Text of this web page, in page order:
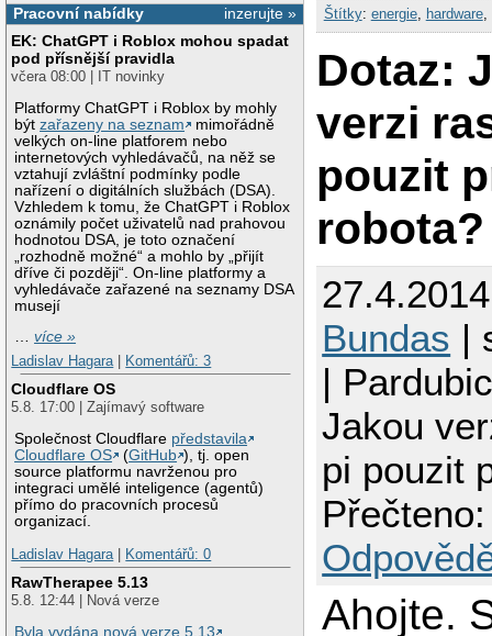
inzerujte »
Pracovní nabídky
EK: ChatGPT i Roblox mohou spadat
pod přísnější pravidla
včera 08:00 | IT novinky
Platformy ChatGPT i Roblox by mohly
býtzařazeny na seznam
mimořádně
velkých on-line platforem nebo
internetových vyhledávačů, na něž se
vztahují zvláštní podmínky podle
nařízení o digitálních službách (DSA).
Vzhledem k tomu, že ChatGPT i Roblox
oznámily počet uživatelů nad prahovou
hodnotou DSA, je toto označení
„rozhodně možné“ a mohlo by „přijít
dříve či později“. On-line platformy a
vyhledávače zařazené na seznamy DSA
musejí
…více »
Ladislav Hagara
Komentářů: 3
Cloudflare OS
5.8. 17:00 | Zajímavý software
Společnost Cloudflare představila
Cloudflare OS
(GitHub ), tj. open
source platformu navrženou pro
integraci umělé inteligence (agentů)
přímo do pracovních procesů
organizací.
Ladislav Hagara
Komentářů: 0
RawTherapee 5.13
5.8. 12:44 | Nová verze
Byla vydána nová verze 5.13
Štítky: energie, hardware,
Dotaz:
verzi
pouzit
robota?
Bundas |
|
Jakou
pi pouzit
Ahojte.